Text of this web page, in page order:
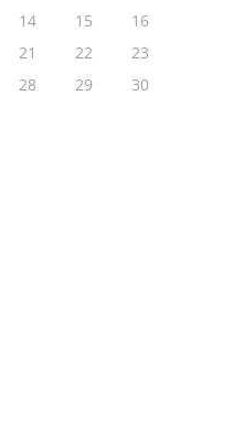
14 15
16
21 22
23
28 29
30